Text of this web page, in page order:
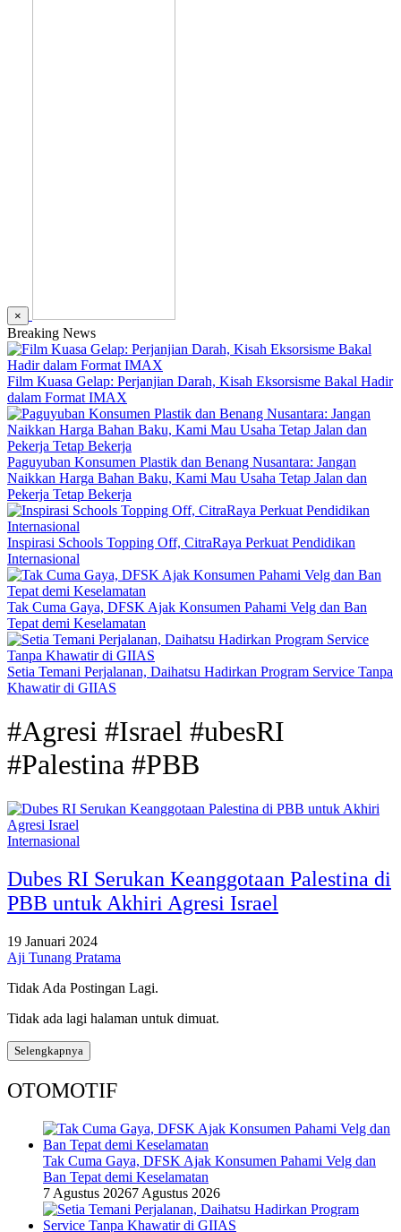
×
Breaking News
Film Kuasa Gelap: Perjanjian Darah, Kisah Eksorsisme Bakal Hadir
dalam Format IMAX
Paguyuban Konsumen Plastik dan Benang Nusantara: Jangan
Naikkan Harga Bahan Baku, Kami Mau Usaha Tetap Jalan dan
Pekerja Tetap Bekerja
Inspirasi Schools Topping Off, CitraRaya Perkuat Pendidikan
Internasional
Tak Cuma Gaya, DFSK Ajak Konsumen Pahami Velg dan Ban
Tepat demi Keselamatan
Setia Temani Perjalanan, Daihatsu Hadirkan Program Service Tanpa
Khawatir di GIIAS
#Agresi #Israel #ubesRI
#Palestina #PBB
Internasional
Dubes RI Serukan Keanggotaan Palestina di
PBB untuk Akhiri Agresi Israel
19 Januari 2024
Aji Tunang Pratama
Tidak Ada Postingan Lagi.
Tidak ada lagi halaman untuk dimuat.
Selengkapnya
OTOMOTIF
Tak Cuma Gaya, DFSK Ajak Konsumen Pahami Velg dan
Ban Tepat demi Keselamatan
7 Agustus 20267 Agustus 2026